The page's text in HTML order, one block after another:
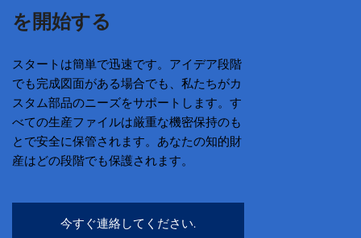
を開始する
スタートは簡単で迅速です。アイデア段階
でも完成図面がある場合でも、私たちがカ
スタム部品のニーズをサポートします。す
べての生産ファイルは厳重な機密保持のも
とで安全に保管されます。あなたの知的財
産はどの段階でも保護されます。
今すぐ連絡してください.